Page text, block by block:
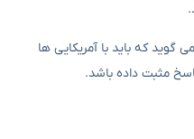
گوید که باید با آمریکایی ها
مثبت داده باشد.